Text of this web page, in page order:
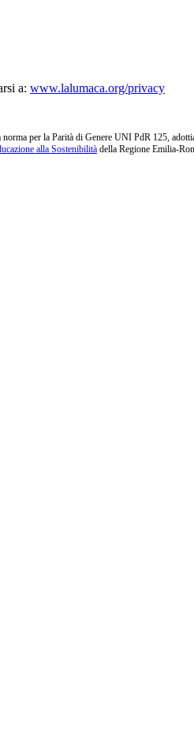
a: www.lalumaca.org/privacy
per la Parità di Genere UNI PdR 125,
alla Sostenibilità della Regione Emilia-